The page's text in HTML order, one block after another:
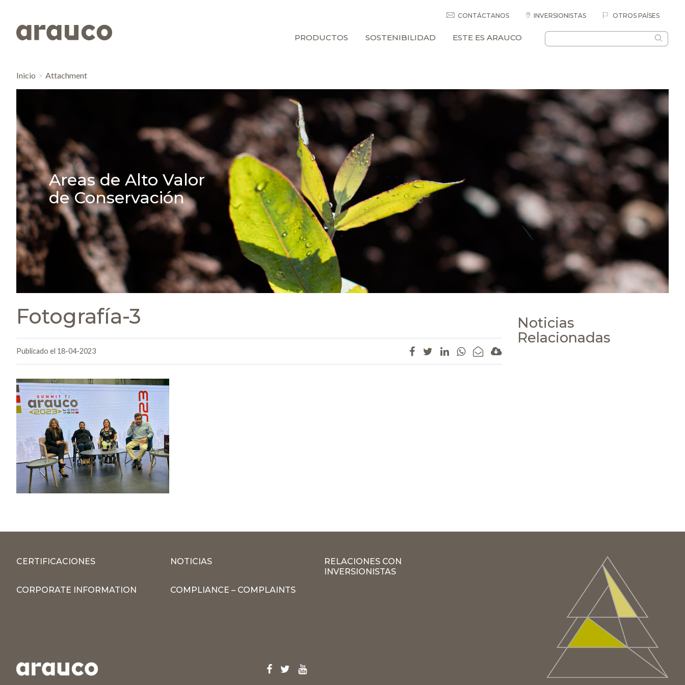
CONTÁCTANOS INVERSIONISTAS OTROS PAÍSES
PRODUCTOS SOSTENIBILIDAD ESTE ES ARAUCO
Inicio Attachment
Areas de Alto Valor
de Conservación
Fotografía-3
Publicado el 18-04-2023
Noticias
Relacionadas
CERTIFICACIONES NOTICIAS
RELACIONES CON
INVERSIONISTAS
CORPORATE INFORMATION
COMPLIANCE – COMPLAINTS